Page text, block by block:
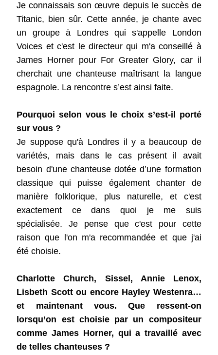
Je connaissais son œuvre depuis le succès de
Titanic, bien sûr. Cette année, je chante avec
un groupe à Londres qui s'appelle London
Voices et c'est le directeur qui m'a conseillé à
James Horner pour For Greater Glory, car il
cherchait une chanteuse maîtrisant la langue
espagnole. La rencontre s’est ainsi faite.
Pourquoi selon vous le choix s’est-il porté
sur vous ?
Je suppose qu'à Londres il y a beaucoup de
variétés, mais dans le cas présent il avait
besoin d'une chanteuse dotée d’une formation
classique qui puisse également chanter de
manière folklorique, plus naturelle, et c'est
exactement ce dans quoi je me suis
spécialisée. Je pense que c'est pour cette
raison que l'on m'a recommandée et que j'ai
été choisie.
Charlotte Church, Sissel, Annie Lenox,
Lisbeth Scott ou encore Hayley Westenra…
et maintenant vous. Que ressent-on
lorsqu’on est choisie par un compositeur
comme James Horner, qui a travaillé avec
de telles chanteuses ?